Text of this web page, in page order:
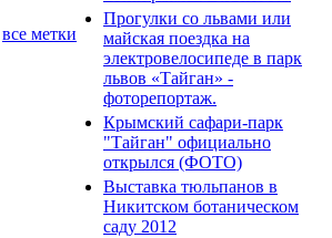
все метки
Прогулки cо львами или
майская поездка на
электровелосипеде в парк
львов «Тайган» -
фоторепортаж.
Крымский сафари-парк
"Тайган" официально
открылся (ФОТО)
Выставка тюльпанов в
Никитском ботаническом
саду 2012